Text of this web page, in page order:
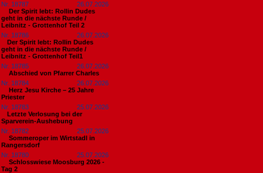
Nr. 18787
26.07.2026
Der Spirit lebt: Rollin Dudes
geht in die nächste Runde /
Leibnitz - Grottenhof Teil 2
Nr. 18786
26.07.2026
​Der Spirit lebt: Rollin Dudes
geht in die nächste Runde /
Leibnitz - Grottenhof Teil1
Nr. 18785
26.07.2026
Abschied von Pfarrer Charles
Nr. 18784
26.07.2026
Herz Jesu Kirche – 25 Jahre
Priester
Nr. 18783
25.07.2026
​Letzte Verlosung bei der
Sparverein-Aushebung
Nr. 18782
25.07.2026
Sommeroper im Wirtstadl in
Rangersdorf
Nr. 18780
25.07.2026
Schlosswiese Moosburg 2026 -
Tag 2